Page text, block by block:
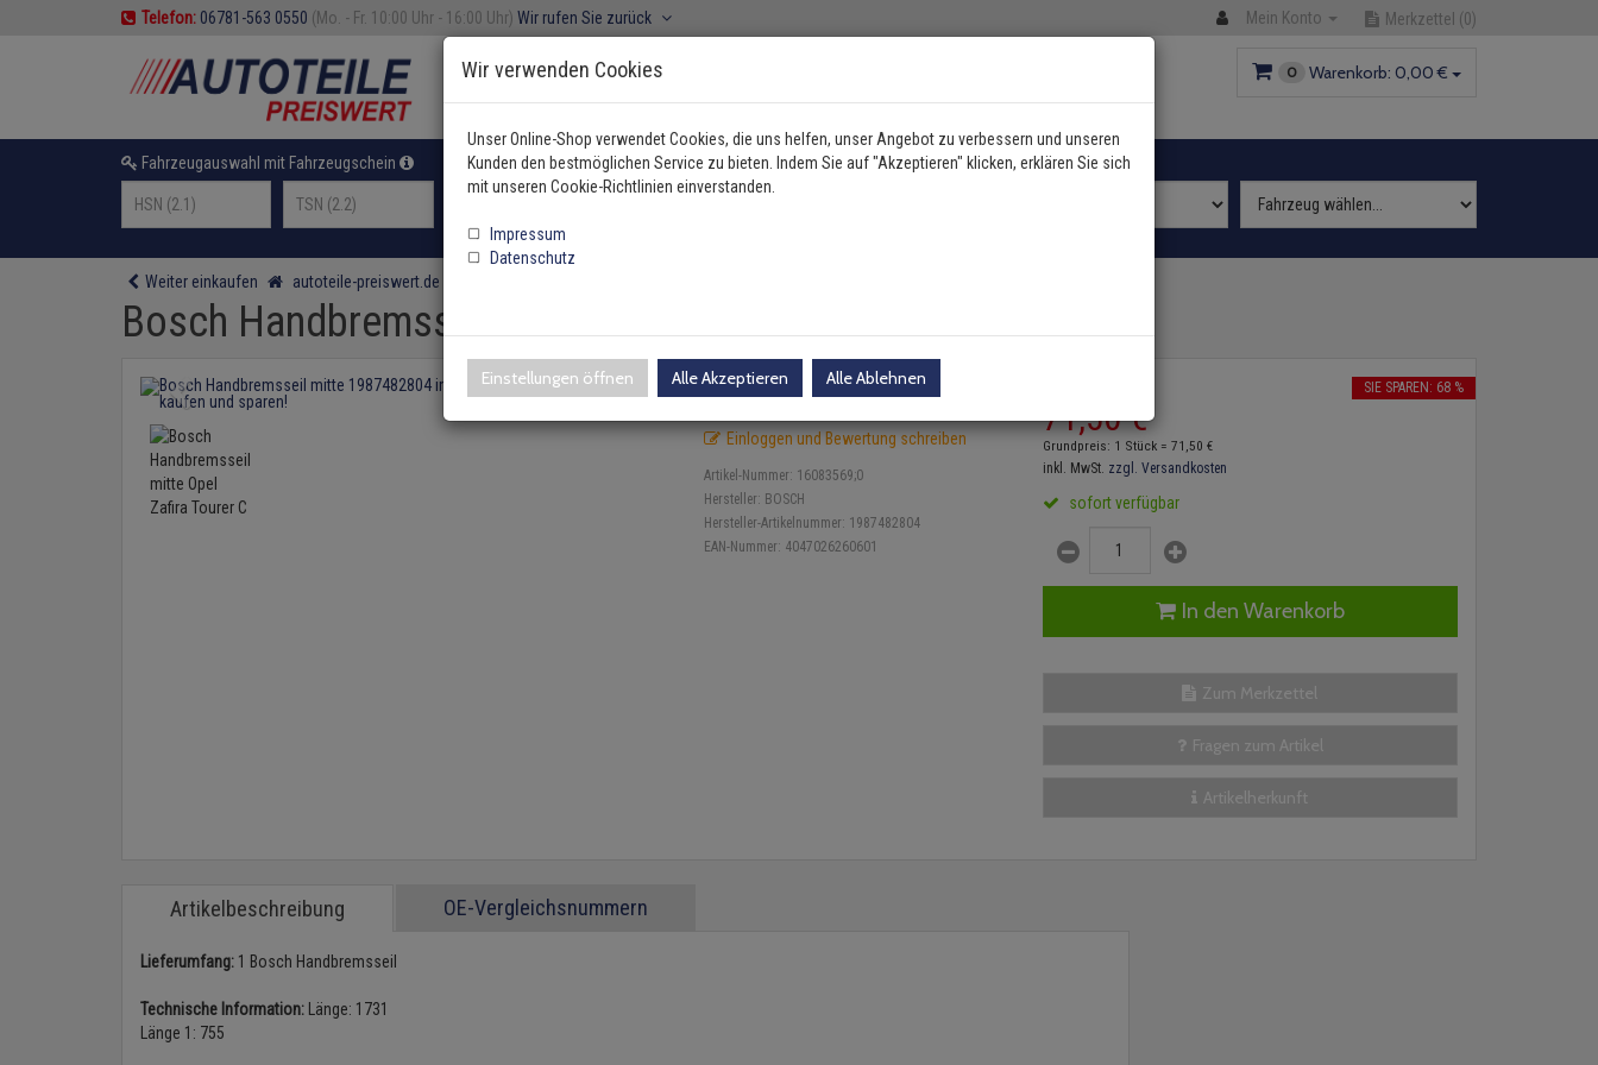
Telefon: 06781-563 0550 (Mo. - Fr. 10:00 Uhr - 16:00 Uhr) Wir rufen Sie zurück Mein Konto Merkzettel (0)
0 Warenkorb: 0,00 €
Fahrzeugauswahl mit Fahrzeugschein oder Fahrzeugtyp manuell wählen
Weiter einkaufen autoteile-preiswert.de
Bosch Handbremsseil mitte Opel Zafira Tourer C
Einloggen und Bewertung schreiben
Artikel-Nummer: 16083569;0
Hersteller: BOSCH
Hersteller-Artikelnummer: 1987482804
EAN-Nummer: 4047026260601
71,50 €
SIE SPAREN: 68 %
Grundpreis: 1 Stück = 71,50 €
inkl. MwSt. zzgl. Versandkosten
sofort verfügbar
In den Warenkorb
Zum Merkzettel
Fragen zum Artikel
Artikelherkunft
Artikelbeschreibung OE-Vergleichsnummern
Lieferumfang: 1 Bosch Handbremsseil
Technische Information: Länge: 1731
Länge 1: 755
Wir verwenden Cookies
Unser Online-Shop verwendet Cookies, die uns helfen, unser Angebot zu verbessern und unseren
Kunden den bestmöglichen Service zu bieten. Indem Sie auf "Akzeptieren" klicken, erklären Sie sich
mit unseren Cookie-Richtlinien einverstanden.
Impressum
Datenschutz
Einstellungen öffnen Alle Akzeptieren Alle Ablehnen